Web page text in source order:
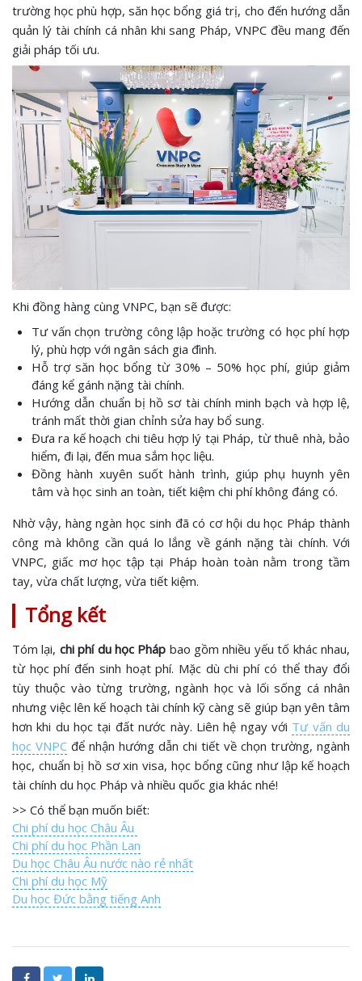
trường học phù hợp, săn học bổng giá trị, cho đến hướng dẫn
quản lý tài chính cá nhân khi sang Pháp, VNPC đều mang đến
giải pháp tối ưu.
Khi đồng hàng cùng VNPC, bạn sẽ được:
Tư vấn chọn trường công lập hoặc trường có học phí hợp
lý, phù hợp với ngân sách gia đình.
Hỗ trợ săn học bổng từ 30% – 50% học phí, giúp giảm
đáng kể gánh nặng tài chính.
Hướng dẫn chuẩn bị hồ sơ tài chính minh bạch và hợp lệ,
tránh mất thời gian chỉnh sửa hay bổ sung.
Đưa ra kế hoạch chi tiêu hợp lý tại Pháp, từ thuê nhà, bảo
hiểm, đi lại, đến mua sắm học liệu.
Đồng hành xuyên suốt hành trình, giúp phụ huynh yên
tâm và học sinh an toàn, tiết kiệm chi phí không đáng có.
Nhờ vậy, hàng ngàn học sinh đã có cơ hội du học Pháp thành
công mà không cần quá lo lắng về gánh nặng tài chính. Với
VNPC, giấc mơ học tập tại Pháp hoàn toàn nằm trong tầm
tay, vừa chất lượng, vừa tiết kiệm.
Tổng kết
Tóm lại, chi phí du học Pháp bao gồm nhiều yếu tố khác nhau,
từ học phí đến sinh hoạt phí. Mặc dù chi phí có thể thay đổi
tùy thuộc vào từng trường, ngành học và lối sống cá nhân
nhưng việc lên kế hoạch tài chính kỹ càng sẽ giúp bạn yên tâm
hơn khi du học tại đất nước này. Liên hệ ngay với Tư vấn du
học VNPC để nhận hướng dẫn chi tiết về chọn trường, ngành
học, chuẩn bị hồ sơ xin visa, học bổng cũng như lập kế hoạch
tài chính du học Pháp và nhiều quốc gia khác nhé!
>> Có thể bạn muốn biết:
Chi phí du học Châu Âu
Chi phí du học Phần Lan
Du học Châu Âu nước nào rẻ nhất
Chi phí du học Mỹ
Du học Đức bằng tiếng Anh